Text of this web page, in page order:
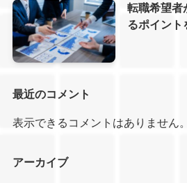
転職希望者
るポイント
最近のコメント
表示できるコメントはありません。
アーカイブ